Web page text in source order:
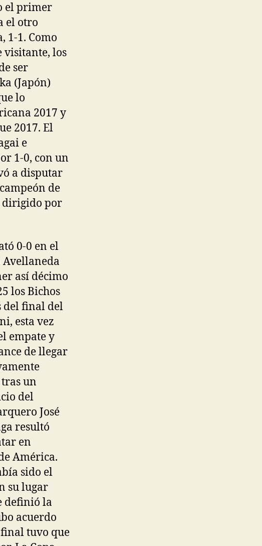
el primer
el otro
1-1. Como
visitante, los
ser
(Japón)
lo
2017 y
2017. El
e
1-0, con un
a disputar
de
dirigido por
0-0 en el
así décimo
los Bichos
del final del
esta vez
empate y
de llegar
un
del
José
resultó
en
América.
sido el
su lugar
definió la
acuerdo
final tuvo que